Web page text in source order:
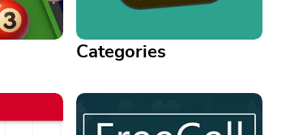
Categories
Categories